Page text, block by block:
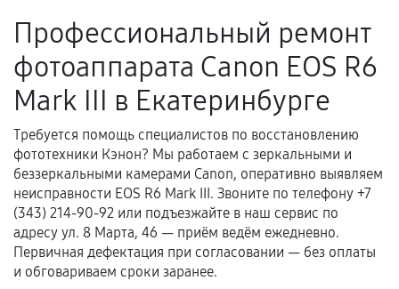
Поломка установленной детали при
нормальной эксплуатации в течение
гарантийного срока.
Несоответствие комплектующей заявленным
техническим характеристикам.
Документы для подтверждения
гарантии
Гарантийный талон.
Профессиональный ремонт
фотоаппарата Canon EOS R6
Mark III в Екатеринбурге
Требуется помощь специалистов по восстановлению
фототехники Кэнон? Мы работаем с зеркальными и
беззеркальными камерами Canon, оперативно выявляем
неисправности EOS R6 Mark III. Звоните по телефону +7
(343) 214-90-92 или подъезжайте в наш сервис по
адресу ул. 8 Марта, 46 — приём ведём ежедневно.
Первичная дефектация при согласовании — без оплаты
и обговариваем сроки заранее.